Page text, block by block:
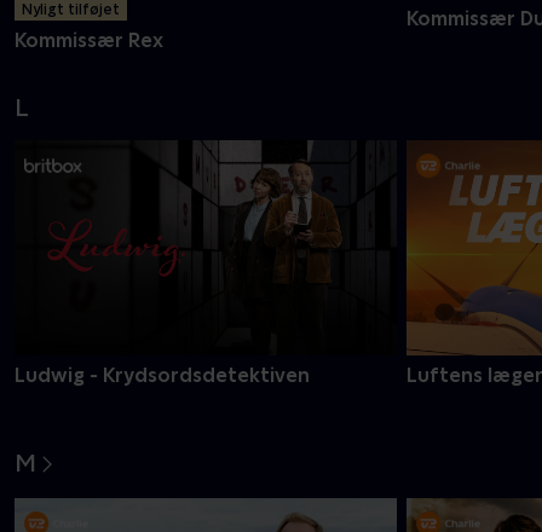
Nyligt tilføjet
Kommissær Rex
Kommissær
L
Ludwig - Krydsordsdetektiven Luftens læger
M